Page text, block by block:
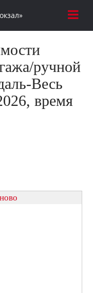
ручной
Весь
время